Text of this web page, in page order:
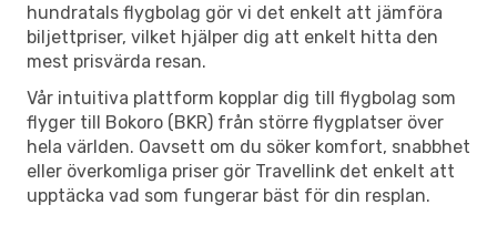
hundratals flygbolag gör vi det enkelt att jämföra
biljettpriser, vilket hjälper dig att enkelt hitta den
mest prisvärda resan.
Vår intuitiva plattform kopplar dig till flygbolag som
flyger till Bokoro (BKR) från större flygplatser över
hela världen. Oavsett om du söker komfort, snabbhet
eller överkomliga priser gör Travellink det enkelt att
upptäcka vad som fungerar bäst för din resplan.